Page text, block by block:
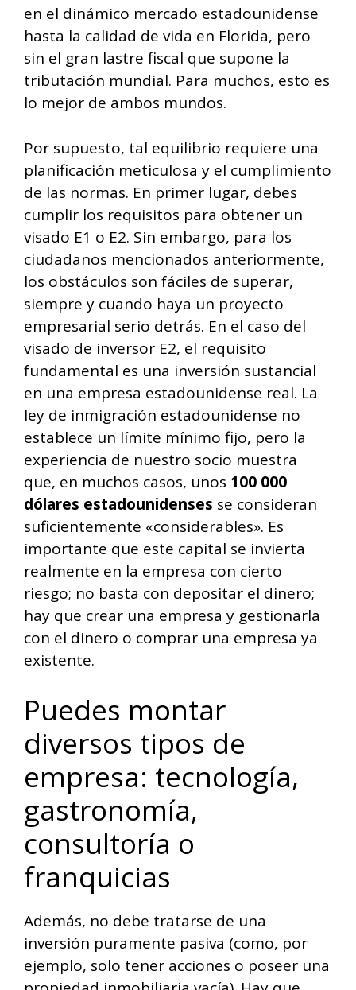
en el dinámico mercado estadounidense
hasta la calidad de vida en Florida, pero
sin el gran lastre fiscal que supone la
tributación mundial. Para muchos, esto es
lo mejor de ambos mundos.
Por supuesto, tal equilibrio requiere una
planificación meticulosa y el cumplimiento
de las normas. En primer lugar, debes
cumplir los requisitos para obtener un
visado E1 o E2. Sin embargo, para los
ciudadanos mencionados anteriormente,
los obstáculos son fáciles de superar,
siempre y cuando haya un proyecto
empresarial serio detrás. En el caso del
visado de inversor E2, el requisito
fundamental es una inversión sustancial
en una empresa estadounidense real. La
ley de inmigración estadounidense no
establece un límite mínimo fijo, pero la
experiencia de nuestro socio muestra
que, en muchos casos, unos 100 000
dólares estadounidenses se consideran
suficientemente «considerables». Es
importante que este capital se invierta
realmente en la empresa con cierto
riesgo; no basta con depositar el dinero;
hay que crear una empresa y gestionarla
con el dinero o comprar una empresa ya
existente.
Puedes montar
diversos tipos de
empresa: tecnología,
gastronomía,
consultoría o
franquicias
Además, no debe tratarse de una
inversión puramente pasiva (como, por
ejemplo, solo tener acciones o poseer una